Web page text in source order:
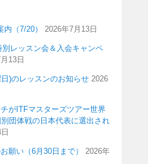
（7/20） 2026年7月13日
レッスン会＆入会キャンペ
13日
)のレッスンのお知らせ 2026
がITFマスターズツアー世界
団体戦の日本代表に選出され
願い（6月30日まで）
2026年